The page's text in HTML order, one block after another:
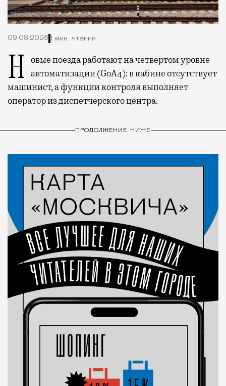
09.08.2026 1 мин. чтения
Новые поезда работают на четвертом уровне автоматизации (GoA4): в кабине отсутствует
машинист, а функции контроля выполняет
оператор из диспетчерского центра.
ПРОДОЛЖЕНИЕ НИЖЕ